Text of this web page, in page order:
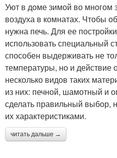
Уют в доме зимой во многом
воздуха в комнатах. Чтобы
нужна печь. Для ее
использовать специальный
способен выдерживать не
температуры, но и действие
несколько видов таких
из них: печной, шамотный и
сделать правильный выбор,
их характеристиками.
читать дальше →